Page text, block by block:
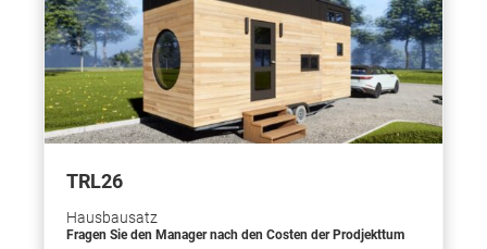
TRL26
Hausbausatz
Fragen Sie den Manager nach den Costen der Prodjekttum